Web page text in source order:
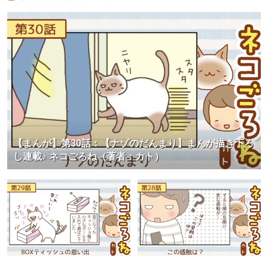
【まんが】第30話：【ナゾのだんまり】まんが描き下ろ
し連載♪ ネコごろね（著者：カト）